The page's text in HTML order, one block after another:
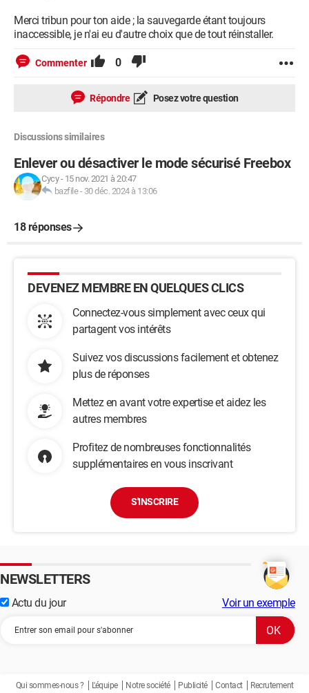
Merci tribun pour ton aide ; la sauvegarde étant toujours
inaccessible, je n'ai eu d'autre choix que de tout réinstaller.
Commenter 0
Répondre Posez votre question
Discussions similaires
Enlever ou désactiver le mode sécurisé Freebox
Cycy- 15 nov. 2021 à 20:47
bazfile- 30 déc. 2024 à 13:06
18 réponses
DEVENEZ MEMBRE EN QUELQUES CLICS
Connectez-vous simplement avec ceux qui
partagent vos intérêts
Suivez vos discussions facilement et obtenez
plus de réponses
Mettez en avant votre expertise et aidez les
autres membres
Profitez de nombreuses fonctionnalités
supplémentaires en vous inscrivant
S'INSCRIRE
NEWSLETTERS
Actu du jour Voir un exemple
Qui sommes-nous ? L'équipe Notre société Publicité Contact Recrutement